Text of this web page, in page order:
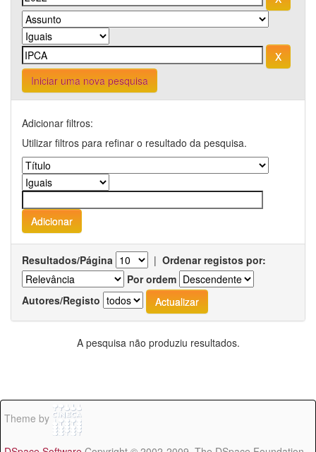
Iniciar uma nova pesquisa
Adicionar filtros:
Utilizar filtros para refinar o resultado da pesquisa.
Resultados/Página | Ordenar registos por:
Por ordem
Autores/Registo
A pesquisa não produziu resultados.
Theme by